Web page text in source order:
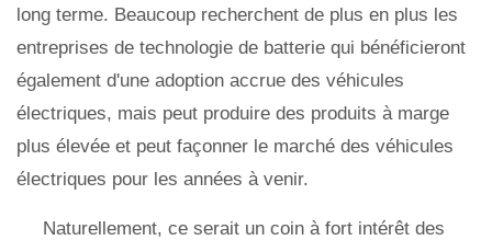
long terme. Beaucoup recherchent de plus en plus les
entreprises de technologie de batterie qui bénéficieront
également d'une adoption accrue des véhicules
électriques, mais peut produire des produits à marge
plus élevée et peut façonner le marché des véhicules
électriques pour les années à venir.
Naturellement, ce serait un coin à fort intérêt des